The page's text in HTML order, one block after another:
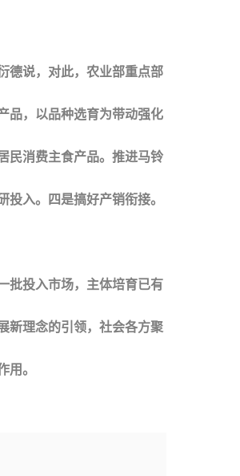
说，对此，农业部重点部
品，以品种选育为带动强化
民消费主食产品。推进马铃
入。四是搞好产销衔接。
投入市场，主体培育已有
新理念的引领，社会各方聚
用。